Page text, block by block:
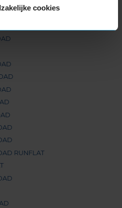
cookies
RUNFLAT